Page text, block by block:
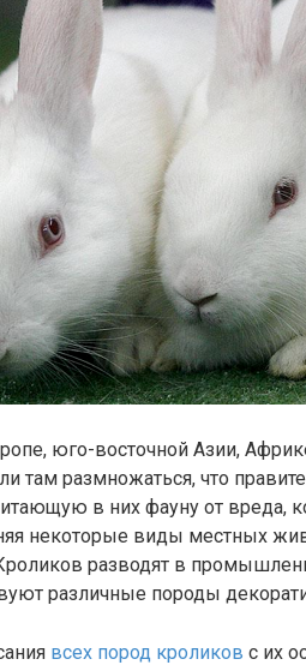
юго-восточной Азии,
там размножаться, что
в них фауну от вреда,
некоторые виды местных
разводят в
различные породы
всех пород кроликов с их